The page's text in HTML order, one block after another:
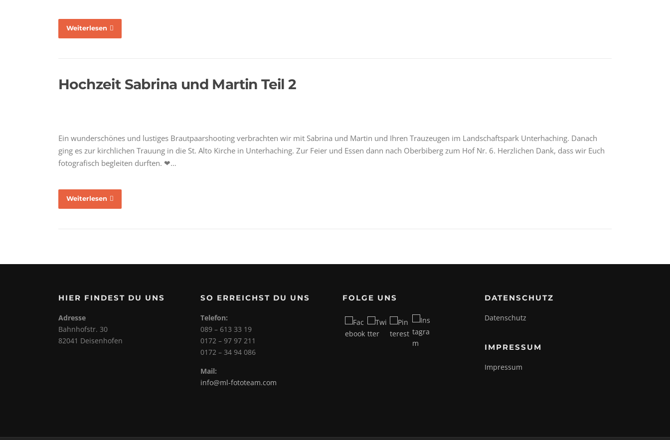
Weiterlesen
Hochzeit Sabrina und Martin Teil 2
Ein wunderschönes und lustiges Brautpaarshooting verbrachten wir mit Sabrina und Martin und Ihren Trauzeugen im Landschaftspark Unterhaching. Danach
ging es zur kirchlichen Trauung in die St. Alto Kirche in Unterhaching. Zur Feier und Essen dann nach Oberbiberg zum Hof Nr. 6. Herzlichen Dank, dass wir Euch
fotografisch begleiten durften. ❤…
Weiterlesen
HIER FINDEST DU UNS
Adresse
Bahnhofstr. 30
82041 Deisenhofen
SO ERREICHST DU UNS
Telefon:
089 – 613 33 19
0172 – 97 97 211
0172 – 34 94 086
Mail:
info@ml-fototeam.com
FOLGE UNS DATENSCHUTZ
Datenschutz
IMPRESSUM
Impressum